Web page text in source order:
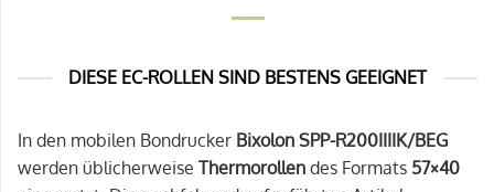
DIESE EC-ROLLEN SIND BESTENS GEEIGNET
In den mobilen Bondrucker Bixolon SPP-R200IIIIK/BEG
werden üblicherweise Thermorollen des Formats 57×40